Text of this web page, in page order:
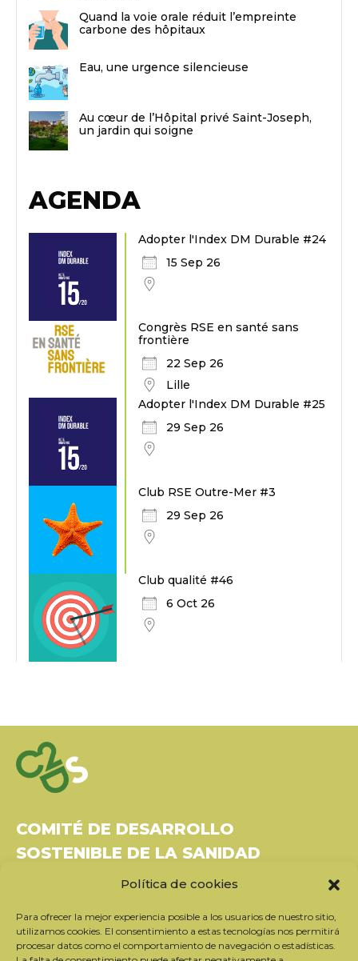
Política de cookies
Para ofrecer la mejor experiencia posible a los usuarios de nuestro sitio,
utilizamos cookies. El consentimiento a estas tecnologías nos permitirá
procesar datos como el comportamiento de navegación o estadísticas.
Quand la voie orale réduit l’empreinte
carbone des hôpitaux
Eau, une urgence silencieuse
Au cœur de l’Hôpital privé Saint-Joseph,
un jardin qui soigne
AGENDA
Adopter l'Index DM Durable #24
15 Sep 26
Congrès RSE en santé sans
frontière
22 Sep 26
Lille
Adopter l'Index DM Durable #25
29 Sep 26
Club RSE Outre-Mer #3
29 Sep 26
Club qualité #46
6 Oct 26
COMITÉ DE DESARROLLO
SOSTENIBLE DE LA SANIDAD
Bâtiment Le Rubixco, 1 rue Bernard Maris
Tel: 06 26 49 36 81 -
contact@c2ds.eu